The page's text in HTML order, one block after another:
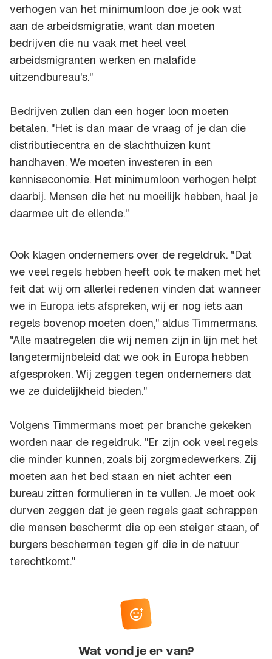
verhogen van het minimumloon doe je ook wat
aan de arbeidsmigratie, want dan moeten
bedrijven die nu vaak met heel veel
arbeidsmigranten werken en malafide
uitzendbureau's."
Bedrijven zullen dan een hoger loon moeten
betalen. "Het is dan maar de vraag of je dan die
distributiecentra en de slachthuizen kunt
handhaven. We moeten investeren in een
kenniseconomie. Het minimumloon verhogen helpt
daarbij. Mensen die het nu moeilijk hebben, haal je
daarmee uit de ellende."
Ook klagen ondernemers over de regeldruk. "Dat
we veel regels hebben heeft ook te maken met het
feit dat wij om allerlei redenen vinden dat wanneer
we in Europa iets afspreken, wij er nog iets aan
regels bovenop moeten doen," aldus Timmermans.
"Alle maatregelen die wij nemen zijn in lijn met het
langetermijnbeleid dat we ook in Europa hebben
afgesproken. Wij zeggen tegen ondernemers dat
we ze duidelijkheid bieden."
Volgens Timmermans moet per branche gekeken
worden naar de regeldruk. "Er zijn ook veel regels
die minder kunnen, zoals bij zorgmedewerkers. Zij
moeten aan het bed staan en niet achter een
bureau zitten formulieren in te vullen. Je moet ook
durven zeggen dat je geen regels gaat schrappen
die mensen beschermt die op een steiger staan, of
burgers beschermen tegen gif die in de natuur
terechtkomt."
Wat vond je er van?